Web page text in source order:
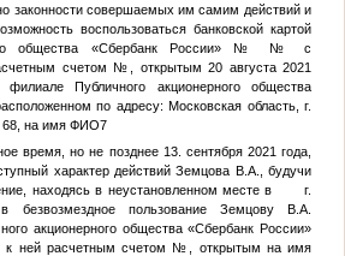
законности совершаемых им самим действий и
воспользоваться банковской картой
общества «Сбербанк России» №
№
с
счетом №
, открытым 20 августа 2021
Публичного акционерного общества
по адресу: Московская область, г.
68, на имя ФИО7
время, но не позднее 13. сентября 2021 года,
характер действийЗемцова В.А.
, будучи
находясь в неустановленном месте в г.
безвозмездное пользование Земцову В.А.
акционерного общества «Сбербанк России»
ней расчетным счетом №
, открытым на имя